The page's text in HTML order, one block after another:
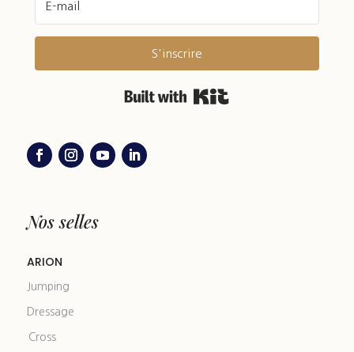
S'inscrire
Nos selles
ARION
Jumping
Dressage
Cross